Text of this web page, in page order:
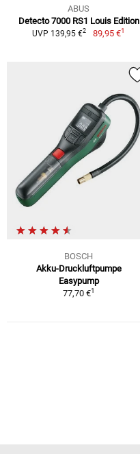
ABUS
Detecto 7000 RS1 Louis Edition
UVP 139,95 €2 89,95 €1
BOSCH
Akku-Druckluftpumpe
Easypump
77,70 €1